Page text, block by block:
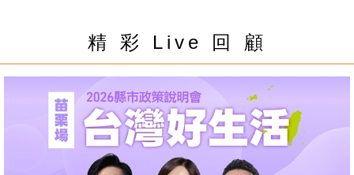
精 彩 Live 回 顧